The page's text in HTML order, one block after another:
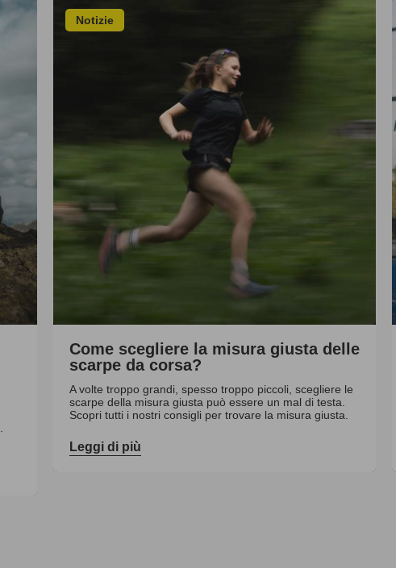
Notizie
Come scegliere la misura giusta delle
scarpe da corsa?
A volte troppo grandi, spesso troppo piccoli, scegliere le
scarpe della misura giusta può essere un mal di testa.
Scopri tutti i nostri consigli per trovare la misura giusta.
Leggi di più